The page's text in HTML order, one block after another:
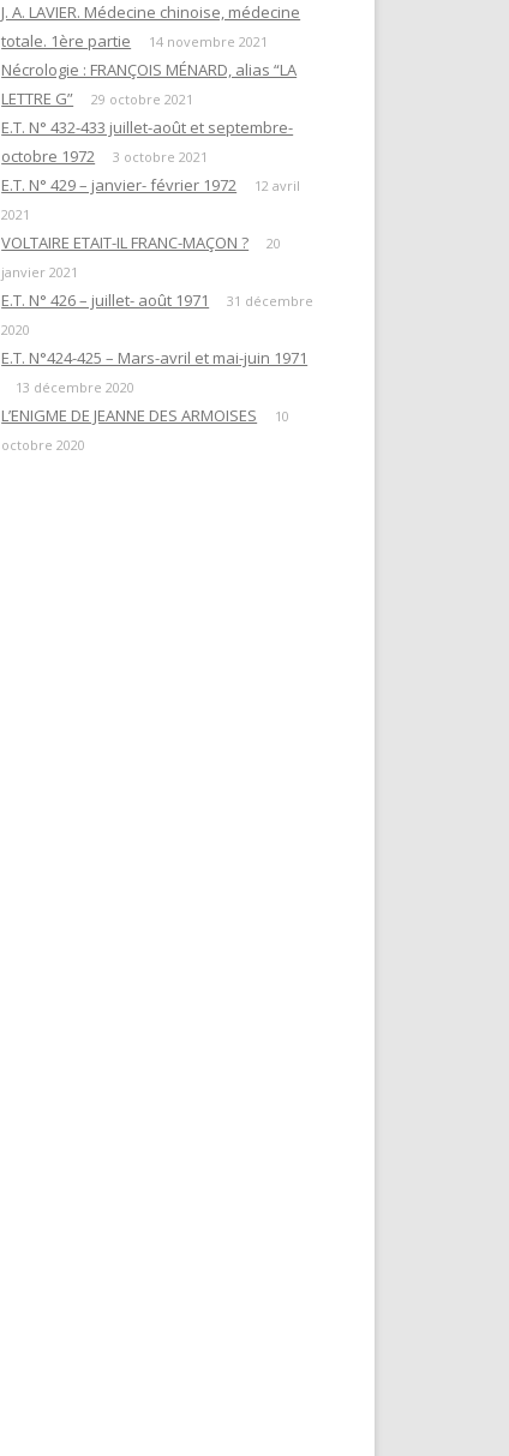
LES DOUZE TRAVAUX D’HERCULE
« QUESTIONS DE RITUELS »
SUIVANT L’ŒUVRE DE R. GUÉNON
ET SES LETTRES À M. MAUGY / D.
MAÇONNERIE PAR L’HERMÉTISME
MAÇONNERIE”
AVERTISSEMENT
J. A. LAVIER. Médecine chinoise, médecine
totale. 1ère partie
14 novembre 2021
Nécrologie : FRANÇOIS MÉNARD, alias “LA
LETTRE G”
29 octobre 2021
E.T. N° 432-433 juillet-août et septembre-
octobre 1972
3 octobre 2021
E.T. N° 429 – janvier- février 1972
12 avril
2021
VOLTAIRE ETAIT-IL FRANC-MAÇON ?
20
janvier 2021
E.T. N° 426 – juillet- août 1971
31 décembre
2020
E.T. N°424-425 – Mars-avril et mai-juin 1971
13 décembre 2020
L’ENIGME DE JEANNE DES ARMOISES
10
octobre 2020